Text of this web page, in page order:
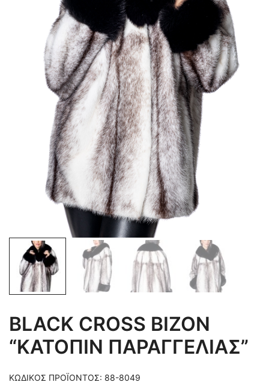
BLACK CROSS ΒΙΖΟΝ
“ΚΑΤΟΠΙΝ ΠΑΡΑΓΓΕΛΙΑΣ”
ΚΩΔΙΚΌΣ ΠΡΟΪΌΝΤΟΣ: 88-8049